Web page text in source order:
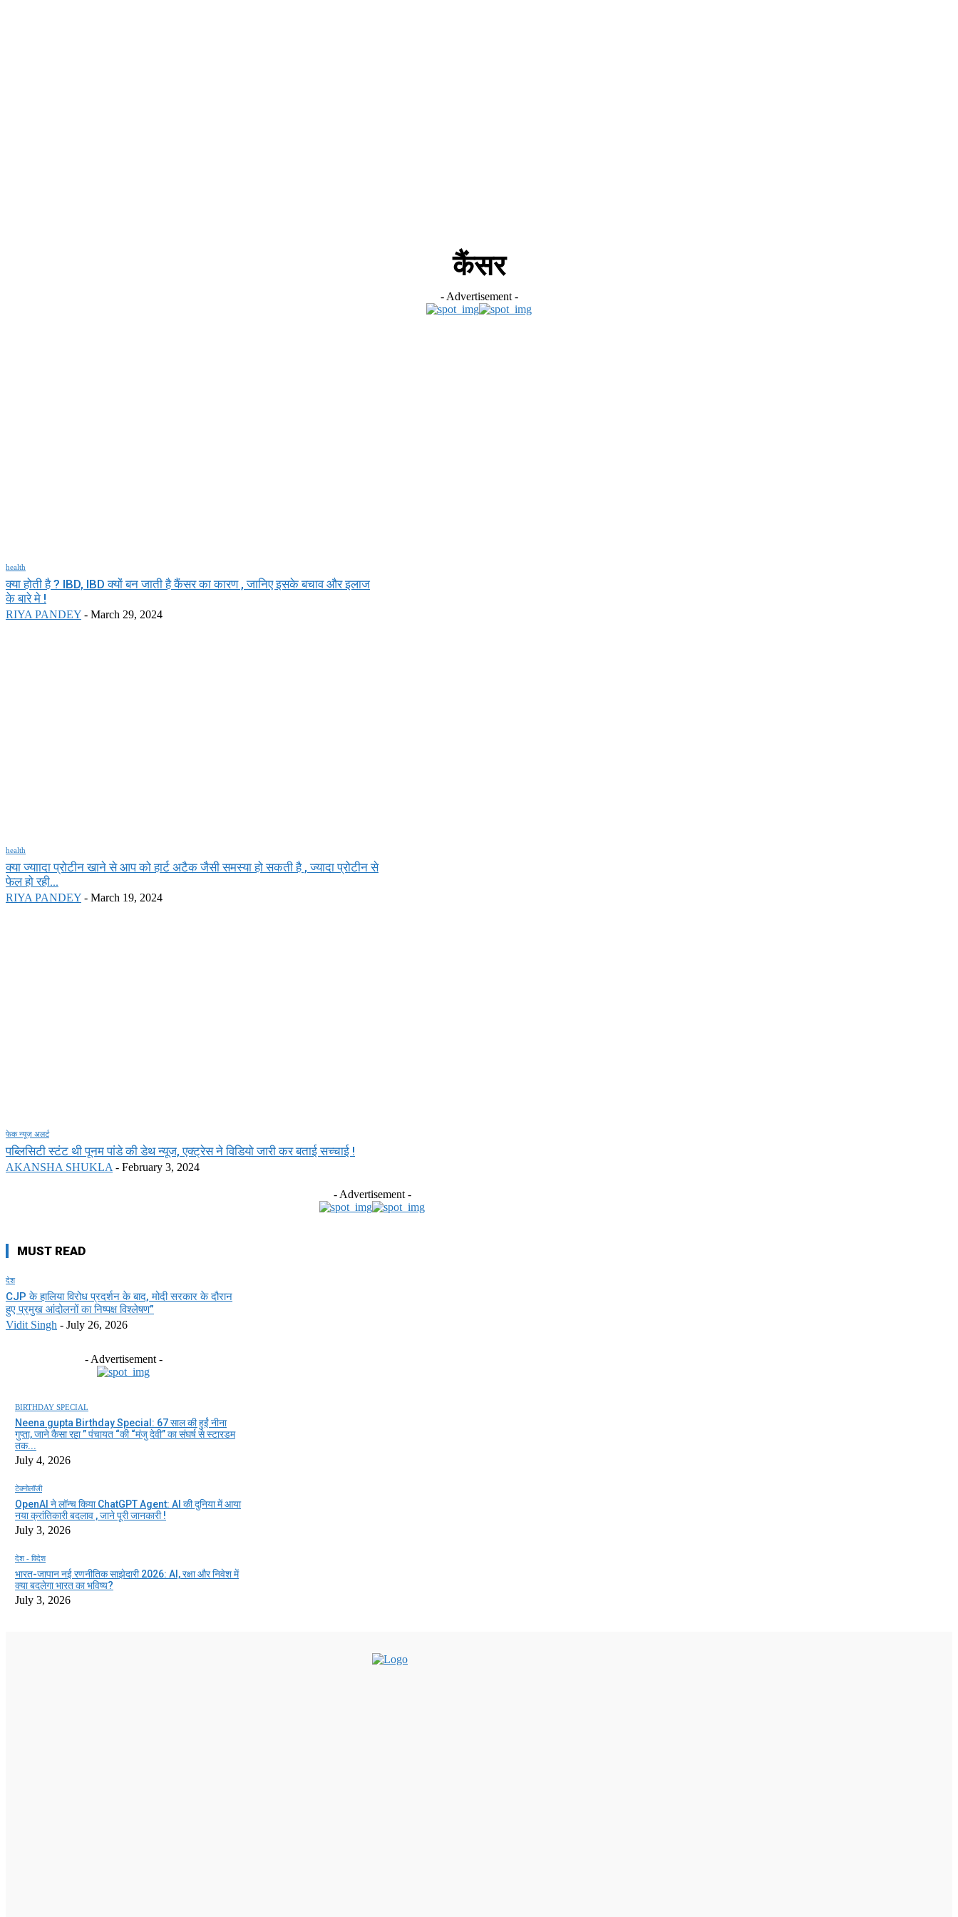
कैंसर
- Advertisement -
health
क्या होती है ? IBD, IBD क्यों बन जाती है कैंसर का कारण , जानिए इसके बचाव और इलाज
के बारे मे !
RIYA PANDEY - March 29, 2024
health
क्या ज्याादा प्रोटीन खाने से आप को हार्ट अटैक जैसी समस्या हो सकती है , ज्यादा प्रोटीन से
फेल हो रही...
RIYA PANDEY - March 19, 2024
फेक न्यूज़ अलर्ट
पब्लिसिटी स्टंट थी पूनम पांडे की डेथ न्यूज, एक्ट्रेस ने विडियो जारी कर बताई सच्चाई !
AKANSHA SHUKLA - February 3, 2024
- Advertisement -
MUST READ
देश
CJP के हालिया विरोध प्रदर्शन के बाद, मोदी सरकार के दौरान
हुए प्रमुख आंदोलनों का निष्पक्ष विश्लेषण”
Vidit Singh - July 26, 2026
- Advertisement -
BIRTHDAY SPECIAL
Neena gupta Birthday Special: 67 साल की हुईं नीना
गुप्ता, जाने कैसा रहा ” पंचायत “की “मंजु देवी” का संघर्ष से स्टारडम
तक...
July 4, 2026
टेक्नोलॉजी
OpenAI ने लॉन्च किया ChatGPT Agent: AI की दुनिया में आया
नया क्रांतिकारी बदलाव , जाने पूरी जानकारी !
July 3, 2026
देश - विदेश
भारत-जापान नई रणनीतिक साझेदारी 2026: AI, रक्षा और निवेश में
क्या बदलेगा भारत का भविष्य?
July 3, 2026